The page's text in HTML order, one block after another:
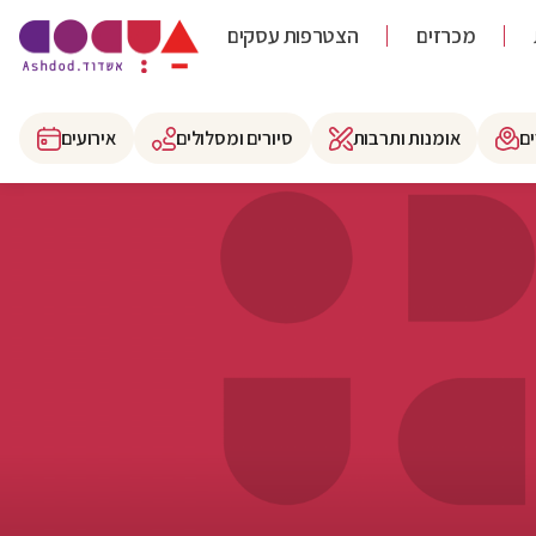
הצטרפות עסקים מכרזים
אירועים סיורים ומסלולים אומנות ותרבות